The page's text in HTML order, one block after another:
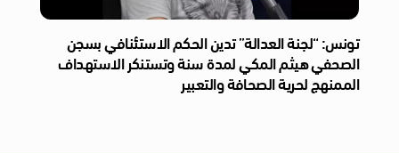
تونس: “لجنة العدالة” تدين الحكم الاستئنافي بسجن
الصحفي هيثم المكي لمدة سنة وتستنكر الاستهداف
الممنهج لحرية الصحافة والتعبير